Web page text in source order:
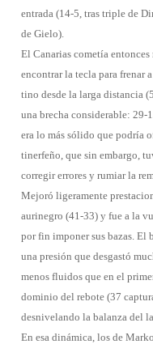
entrada (14-5, tras triple de
de Gielo).
El Canarias cometía
encontrar la tecla para frenar
tino desde la larga distancia
una brecha considerable: 29-
era lo más sólido que podría
tinerfeño, que sin embargo,
corregir errores y rumiar la
Mejoró ligeramente
aurinegro (41-33) y fue a la
por fin imponer sus bazas. El
una presión que desgastó
menos fluidos que en el
dominio del rebote (37
desnivelando la balanza del
En esa dinámica, los de